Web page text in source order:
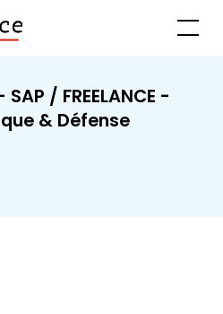
/ FREELANCE -
& Défense